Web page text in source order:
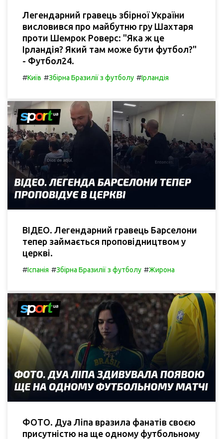
Легендарний гравець збірної України
висловився про майбутню гру Шахтаря
проти Шемрок Роверс: "Яка ж це
Ірландія? Який там може бути футбол?"
- Футбол24.
#Київ #Збірна Бразилії з футболу #Ірландія
ВІДЕО. Легендарний гравець Барселони
тепер займається проповідництвом у
церкві.
#Іспанія #Збірна Бразилії з футболу #Жирона
ФОТО. Дуа Ліпа вразила фанатів своєю
присутністю на ще одному футбольному